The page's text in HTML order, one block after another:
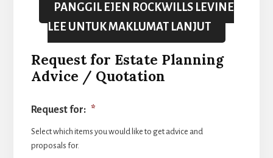
PANGGIL EJEN ROCKWILLS LEVINE
LEE UNTUK MAKLUMAT LANJUT
Request for Estate Planning
Advice / Quotation
Request for: *
Select which items you would like to get advice and
proposals for.